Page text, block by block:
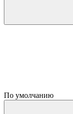
По умолчанию